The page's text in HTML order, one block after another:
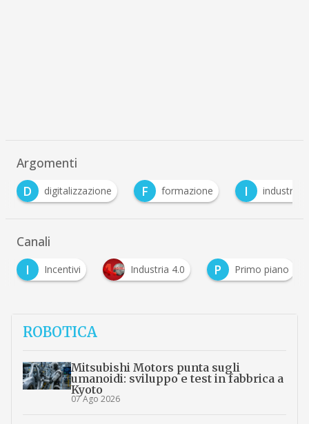
Argomenti
F
formazione industria 4.0 O osservatorio
Canali
I
Incentivi Industria 4.0 P Primo piano
ROBOTICA
Mitsubishi Motors punta sugli
umanoidi: sviluppo e test in fabbrica a
Kyoto
07 Ago 2026